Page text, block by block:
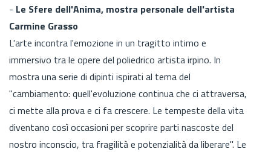
- Le Sfere dell'Anima, mostra personale dell'artista
Carmine Grasso
L'arte incontra l'emozione in un tragitto intimo e
immersivo tra le opere del poliedrico artista irpino. In
mostra una serie di dipinti ispirati al tema del
"cambiamento: quell'evoluzione continua che ci attraversa,
ci mette alla prova e ci fa crescere. Le tempeste della vita
diventano così occasioni per scoprire parti nascoste del
nostro inconscio, tra fragilità e potenzialità da liberare". Le